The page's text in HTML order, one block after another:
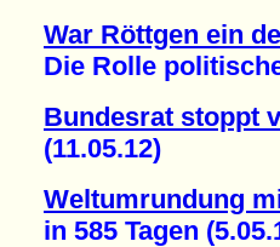
War Röttgen ein
Die Rolle
Bundesrat stoppt
(11.05.12)
Weltumrundung
in 585 Tagen